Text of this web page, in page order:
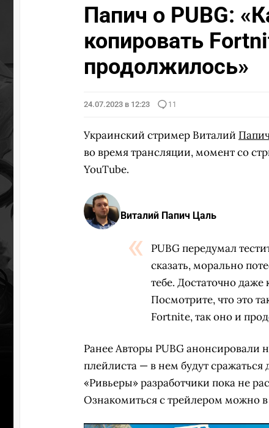
Папич о PUBG:
копировать
продолжилось»
24.07.2023 в 12:23 11
Украинский стример Виталий
во время трансляции, момент со
YouTube.
Виталий Папич Цаль
PUBG передумал
сказать, морально
тебе. Достаточно
Посмотрите, что это
Fortnite, так оно и
Ранее Авторы PUBG анонсировали
плейлиста — в нем будут
«Ривьеры» разработчики пока не
Ознакомиться с трейлером можно в